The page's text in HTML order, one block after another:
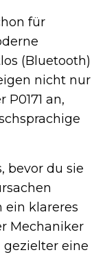
für
(Bluetooth)
nicht nur
an,
bevor du sie
ein klareres
Mechaniker
eine